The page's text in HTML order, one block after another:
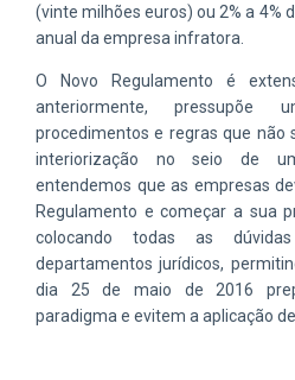
(vinte milhões euros) ou 2% a 4%
anual da empresa infratora.
O Novo Regulamento é
anteriormente,
procedimentos e regras que não
interiorização no seio de
entendemos que as empresas
Regulamento e começar a sua
colocando todas as
departamentos jurídicos,
dia 25 de maio de 2016
paradigma e evitem a aplicação